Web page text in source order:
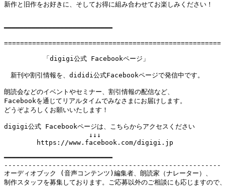
新作と旧作をお好きに、そしてお得に組み合わせてお楽しみください！
━━━━━━━━━━━━━━━━━━━━━━━━━━━
======================================================
「digigi公式 Facebookページ」
新刊や割引情報を、dididi公式Facebookページで発信中です。
朗読会などのイベントやセミナー、割引情報の配信など、
Facebookを通じてリアルタイムでみなさまにお届けします。
どうぞよろしくお願いいたします！
digigi公式 Facebookページは、こちらからアクセスください
↓↓↓
https://www.facebook.com/digigi.jp
━━━━━━━━━━━━━━━━━━━━━━━━━━━
------------------------------------------------------
オーディオブック (音声コンテンツ)編集者、朗読家（ナレーター）、
制作スタッフを募集しております。ご応募以外のご相談にも応じますので